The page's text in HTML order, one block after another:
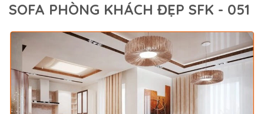
SOFA PHÒNG KHÁCH ĐẸP SFK - 051